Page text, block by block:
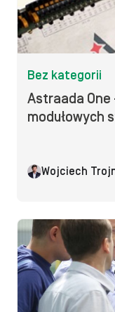
Bez kategorii
Astraada One
modułowych
Wojciech